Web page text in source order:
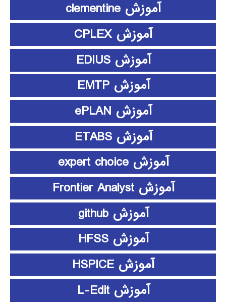
آموزش clementine
آموزش CPLEX
آموزش EDIUS
آموزش EMTP
آموزش ePLAN
آموزش ETABS
آموزش expert choice
آموزش Frontier Analyst
آموزش github
آموزش HFSS
آموزش HSPICE
آموزش L-Edit